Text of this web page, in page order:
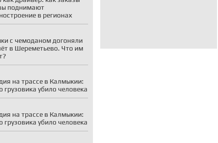
поднимают
в регионах
с чемоданом догоняли
в Шереметьево. Что им
на трассе в Калмыкии:
грузовика убило человека
на трассе в Калмыкии:
грузовика убило человека